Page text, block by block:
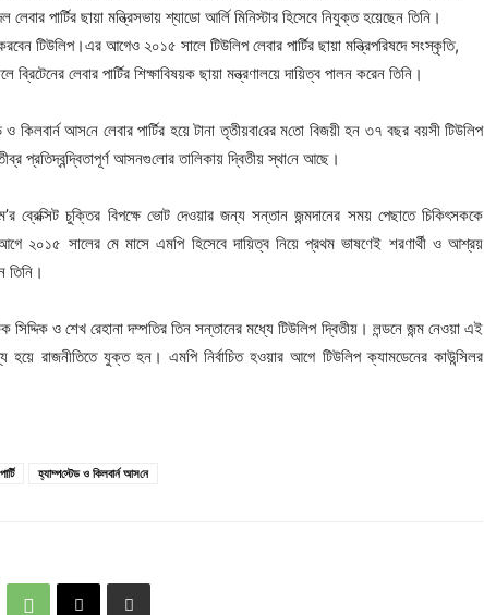
লেবার পার্টির ছায়া মন্ত্রিসভায় শ্যাডো আর্লি মিনিস্টার হিসেবে নিযুক্ত হয়েছেন তিনি।
টিউলিপ।এর আগেও ২০১৫ সালে টিউলিপ লেবার পার্টির ছায়া মন্ত্রিপরিষদে সংস্কৃতি,
লেবার পার্টির শিক্ষাবিষয়ক ছায়া মন্ত্রণালয়ে দায়িত্ব পালন করেন তিনি।
ও কিলবার্ন আস‌নে লেবার পার্টির হয়ে টানা তৃতীয়বা‌রের ম‌তো বিজয়ী হ‌ন ৩৭ বছর বয়সী টিউলিপ
প্রতিদ্বন্দ্বিতাপূর্ণ আস‌নগু‌লোর তা‌লিকায় দ্বিতীয় স্থা‌নে আছে।
ব্রেক্সিট চুক্তির বিপক্ষে ভোট দেওয়ার জন্য সন্তান জন্মদানের সময় পেছাতে চিকিৎসককে
২০১৫ সালের মে মাসে এমপি হিসেবে দায়িত্ব নিয়ে প্রথম ভাষণেই শরণার্থী ও আশ্রয়
তিনি।
সিদ্দিক ও শেখ রেহানা দম্পতির তিন সন্তানের মধ্যে টিউলিপ দ্বিতীয়। লন্ডনে জন্ম নেওয়া এই
হয়ে রাজনীতিতে যুক্ত হন। এমপি নির্বাচিত হওয়ার আগে টিউলিপ ক্যামডেনের কাউন্সিলর
হ্যাম্প‌স্টেড ও কিলবার্ন আস‌নে